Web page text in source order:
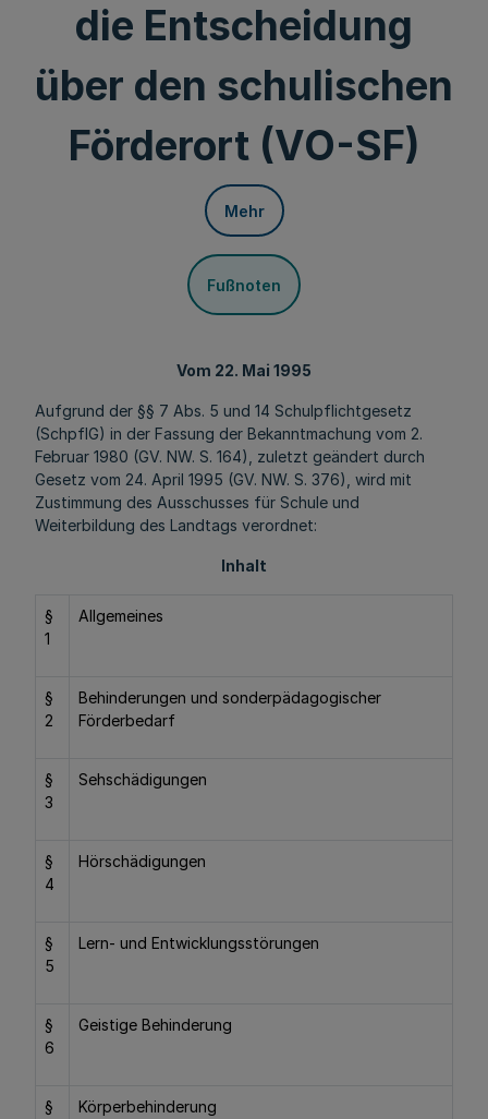
die Entscheidung
über den schulischen
Förderort (VO-SF)
Mehr
Fußnoten
Vom 22. Mai 1995
Aufgrund der §§ 7 Abs. 5 und 14 Schulpflichtgesetz
(SchpflG) in der Fassung der Bekanntmachung vom 2.
Februar 1980 (GV. NW. S. 164), zuletzt geändert durch
Gesetz vom 24. April 1995 (GV. NW. S. 376), wird mit
Zustimmung des Ausschusses für Schule und
Weiterbildung des Landtags verordnet:
Inhalt
§
1
Allgemeines
§
2
Behinderungen und sonderpädagogischer
Förderbedarf
§
3
Sehschädigungen
§
4
Hörschädigungen
§
5
Lern- und Entwicklungsstörungen
§
6
Geistige Behinderung
§
Körperbehinderung